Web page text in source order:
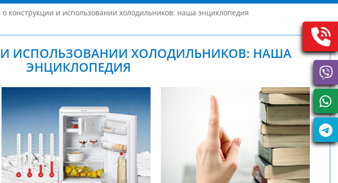
о конструкции и использовании холодильников: наша энциклопедия
И ИСПОЛЬЗОВАНИИ ХОЛОДИЛЬНИКОВ: НАША
ЭНЦИКЛОПЕДИЯ